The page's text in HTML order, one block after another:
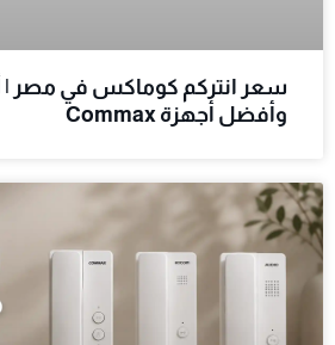
سعر انتركم كوماكس في مصر |
وأفضل أجهزة Commax